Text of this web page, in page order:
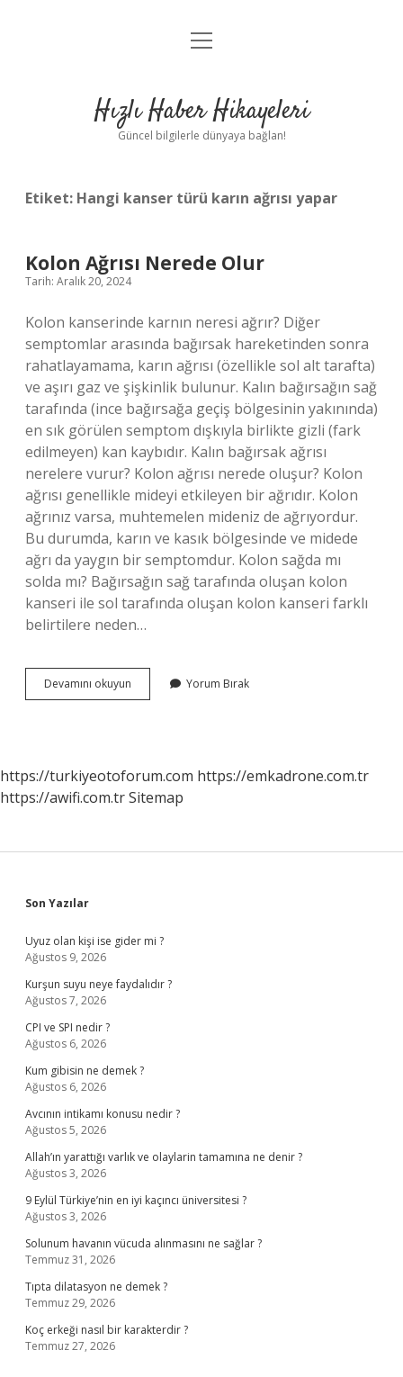
Anasayfa
Yasal Uyarı
menüyü
Hızlı Haber Hikayeleri
Güncel bilgilerle dünyaya bağlan!
Etiket: Hangi kanser türü karın ağrısı yapar
Kolon Ağrısı Nerede Olur
Tarih: Aralık 20, 2024
Kolon kanserinde karnın neresi ağrır? Diğer
semptomlar arasında bağırsak hareketinden sonra
rahatlayamama, karın ağrısı (özellikle sol alt tarafta)
ve aşırı gaz ve şişkinlik bulunur. Kalın bağırsağın sağ
tarafında (ince bağırsağa geçiş bölgesinin yakınında)
en sık görülen semptom dışkıyla birlikte gizli (fark
edilmeyen) kan kaybıdır. Kalın bağırsak ağrısı
nerelere vurur? Kolon ağrısı nerede oluşur? Kolon
ağrısı genellikle mideyi etkileyen bir ağrıdır. Kolon
ağrınız varsa, muhtemelen mideniz de ağrıyordur.
Bu durumda, karın ve kasık bölgesinde ve midede
ağrı da yaygın bir semptomdur. Kolon sağda mı
solda mı? Bağırsağın sağ tarafında oluşan kolon
kanseri ile sol tarafında oluşan kolon kanseri farklı
belirtilere neden…
Devamını okuyun
Ağrısı
Yorum Bırak
https://turkiyeotoforum.com https://emkadrone.com.tr
https://awifi.com.trSitemap
Sidebar
Son Yazılar
Uyuz olan kişi ise gider mi ?
Ağustos 9, 2026
Kurşun suyu neye faydalıdır ?
Ağustos 7, 2026
CPI ve SPI nedir ?
Ağustos 6, 2026
Kum gibisin ne demek ?
Ağustos 6, 2026
Avcının intikamı konusu nedir ?
Ağustos 5, 2026
Allah’ın yarattığı varlık ve olaylarin tamamına ne denir ?
Ağustos 3, 2026
9 Eylül Türkiye’nin en iyi kaçıncı üniversitesi ?
Ağustos 3, 2026
Solunum havanın vücuda alınmasını ne sağlar ?
Temmuz 31, 2026
Tıpta dilatasyon ne demek ?
Temmuz 29, 2026
Koç erkeği nasıl bir karakterdir ?
Temmuz 27, 2026